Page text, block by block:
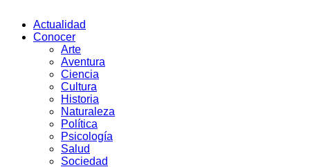
Actualidad
Conocer
Arte
Aventura
Ciencia
Cultura
Historia
Naturaleza
Política
Psicología
Salud
Sociedad